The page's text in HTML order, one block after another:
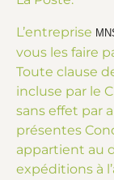
L’entreprise
vous les faire
Toute clause
incluse par le
sans effet par
présentes
appartient au
expéditions à